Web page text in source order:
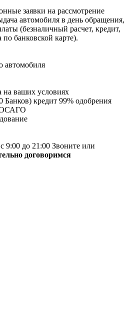
заявки на рассмотрение
автомобиля в день обращения,
(безналичный расчет, кредит,
банковской карте).
автомобиля
на ваших условиях
Банков) кредит 99% одобрения
ОСАГО
до 21:00 Звоните или
договоримся